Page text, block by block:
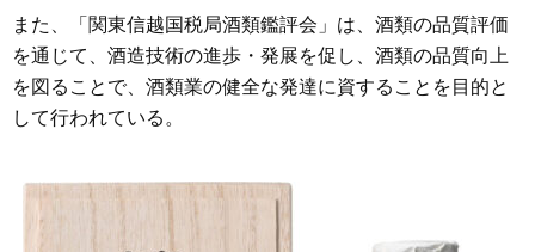
また、「関東信越国税局酒類鑑評会」は、酒類の品質評価
を通じて、酒造技術の進歩・発展を促し、酒類の品質向上
を図ることで、酒類業の健全な発達に資することを目的と
して行われている。